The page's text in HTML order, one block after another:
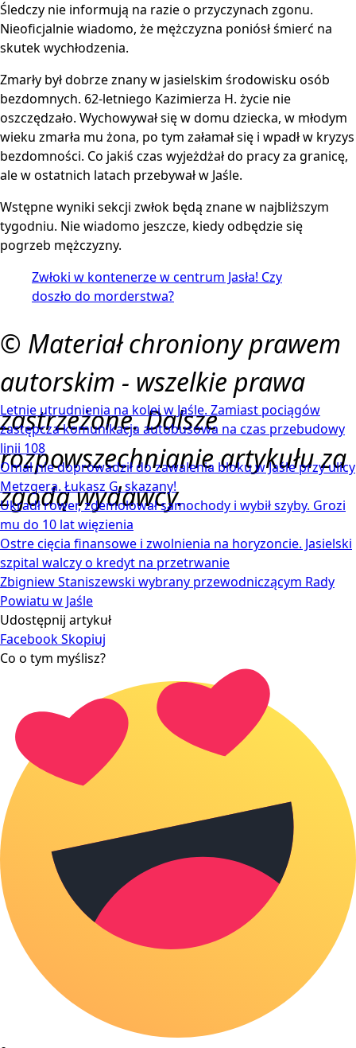
Śledczy nie informują na razie o przyczynach zgonu.
Nieoficjalnie wiadomo, że mężczyzna poniósł śmierć na
skutek wychłodzenia.
Zmarły był dobrze znany w jasielskim środowisku osób
bezdomnych. 62-letniego Kazimierza H. życie nie
oszczędzało. Wychowywał się w domu dziecka, w młodym
wieku zmarła mu żona, po tym załamał się i wpadł w kryzys
bezdomności. Co jakiś czas wyjeżdżał do pracy za granicę,
ale w ostatnich latach przebywał w Jaśle.
Wstępne wyniki sekcji zwłok będą znane w najbliższym
tygodniu. Nie wiadomo jeszcze, kiedy odbędzie się
pogrzeb mężczyzny.
Zwłoki w kontenerze w centrum Jasła! Czy
doszło do morderstwa?
© Materiał chroniony prawem
autorskim - wszelkie prawa
zastrzeżone. Dalsze
rozpowszechnianie artykułu za
zgodą wydawcy.
Letnie utrudnienia na kolei w Jaśle. Zamiast pociągów
zastępcza komunikacja autobusowa na czas przebudowy
linii 108
Omal nie doprowadził do zawalenia bloku w Jaśle przy ulicy
Metzgera. Łukasz G. skazany!
Ukradł rower, zdemolował samochody i wybił szyby. Grozi
mu do 10 lat więzienia
Ostre cięcia finansowe i zwolnienia na horyzoncie. Jasielski
szpital walczy o kredyt na przetrwanie
Zbigniew Staniszewski wybrany przewodniczącym Rady
Powiatu w Jaśle
Udostępnij artykuł
FacebookSkopiuj
Co o tym myślisz?